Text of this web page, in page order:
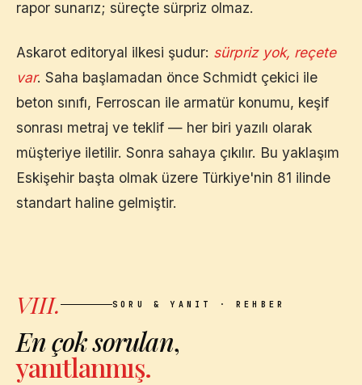
rapor sunarız; süreçte sürpriz olmaz.
Askarot editoryal ilkesi şudur: sürpriz yok, reçete
var. Saha başlamadan önce Schmidt çekici ile
beton sınıfı, Ferroscan ile armatür konumu, keşif
sonrası metraj ve teklif — her biri yazılı olarak
müşteriye iletilir. Sonra sahaya çıkılır. Bu yaklaşım
Eskişehir başta olmak üzere Türkiye'nin 81 ilinde
standart haline gelmiştir.
VIII. SORU & YANIT · REHBER
En çok sorulan,
yanıtlanmış.